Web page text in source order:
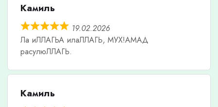
Камиль
19.02.2026
Ла иЛЛАГЬА илаЛЛАГЬ, МУХ!АМАД
расулюЛЛАГЬ.
Камиль